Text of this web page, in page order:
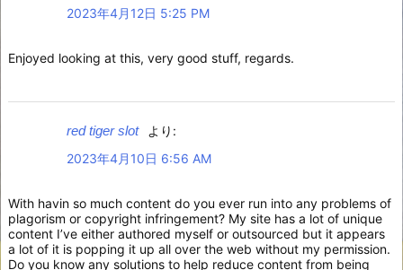
2023年4月12日 5:25 PM
Enjoyed looking at this, very good stuff, regards.
red tiger slot
より:
2023年4月10日 6:56 AM
With havin so much content do you ever run into any problems of
plagorism or copyright infringement? My site has a lot of unique
content I’ve either authored myself or outsourced but it appears
a lot of it is popping it up all over the web without my permission.
Do you know any solutions to help reduce content from being